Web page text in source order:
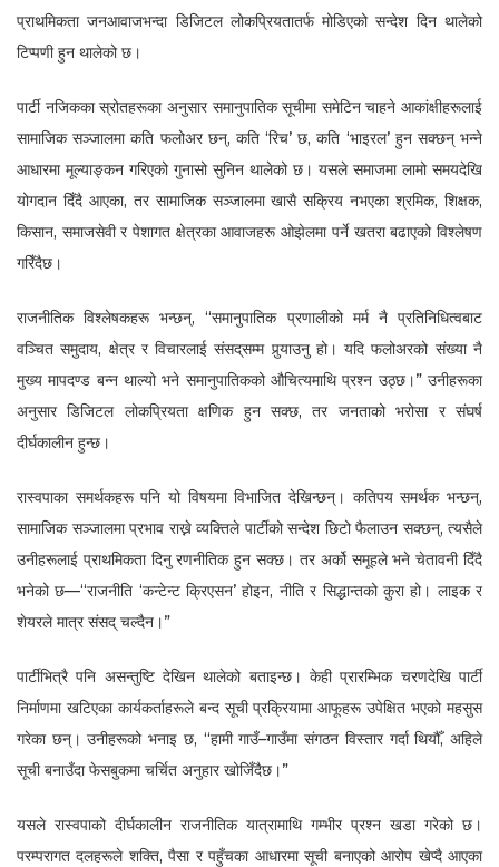
प्राथमिकता जनआवाजभन्दा डिजिटल लोकप्रियतातर्फ मोडिएको सन्देश दिन थालेको
टिप्पणी हुन थालेको छ।
पार्टी नजिकका स्रोतहरूका अनुसार समानुपातिक सूचीमा समेटिन चाहने आकांक्षीहरूलाई
सामाजिक सञ्जालमा कति फलोअर छन्, कति ‘रिच’ छ, कति ‘भाइरल’ हुन सक्छन् भन्ने
आधारमा मूल्याङ्कन गरिएको गुनासो सुनिन थालेको छ। यसले समाजमा लामो समयदेखि
योगदान दिँदै आएका, तर सामाजिक सञ्जालमा खासै सक्रिय नभएका श्रमिक, शिक्षक,
किसान, समाजसेवी र पेशागत क्षेत्रका आवाजहरू ओझेलमा पर्ने खतरा बढाएको विश्लेषण
गरिँदैछ।
राजनीतिक विश्लेषकहरू भन्छन्, “समानुपातिक प्रणालीको मर्म नै प्रतिनिधित्वबाट
वञ्चित समुदाय, क्षेत्र र विचारलाई संसद्‌सम्म पुर्‍याउनु हो। यदि फलोअरको संख्या नै
मुख्य मापदण्ड बन्न थाल्यो भने समानुपातिकको औचित्यमाथि प्रश्न उठ्छ।” उनीहरूका
अनुसार डिजिटल लोकप्रियता क्षणिक हुन सक्छ, तर जनताको भरोसा र संघर्ष
दीर्घकालीन हुन्छ।
रास्वपाका समर्थकहरू पनि यो विषयमा विभाजित देखिन्छन्। कतिपय समर्थक भन्छन्,
सामाजिक सञ्जालमा प्रभाव राख्ने व्यक्तिले पार्टीको सन्देश छिटो फैलाउन सक्छन्, त्यसैले
उनीहरूलाई प्राथमिकता दिनु रणनीतिक हुन सक्छ। तर अर्को समूहले भने चेतावनी दिँदै
भनेको छ—“राजनीति ‘कन्टेन्ट क्रिएसन’ होइन, नीति र सिद्धान्तको कुरा हो। लाइक र
शेयरले मात्र संसद् चल्दैन।”
पार्टीभित्रै पनि असन्तुष्टि देखिन थालेको बताइन्छ। केही प्रारम्भिक चरणदेखि पार्टी
निर्माणमा खटिएका कार्यकर्ताहरूले बन्द सूची प्रक्रियामा आफूहरू उपेक्षित भएको महसुस
गरेका छन्। उनीहरूको भनाइ छ, “हामी गाउँ–गाउँमा संगठन विस्तार गर्दा थियौँ, अहिले
सूची बनाउँदा फेसबुकमा चर्चित अनुहार खोजिँदैछ।”
यसले रास्वपाको दीर्घकालीन राजनीतिक यात्रामाथि गम्भीर प्रश्न खडा गरेको छ।
परम्परागत दलहरूले शक्ति, पैसा र पहुँचका आधारमा सूची बनाएको आरोप खेप्दै आएका